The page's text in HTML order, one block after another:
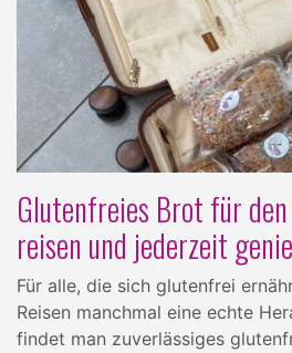
Glutenfreies Brot für
reisen und jederzeit
Für alle, die sich glutenfrei
Reisen manchmal eine echte
findet man zuverlässiges